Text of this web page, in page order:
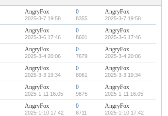
AngryFox
2025-3-7 19:58
0
8355
AngryFox
2025-3-7 19:58
AngryFox
2025-3-6 17:46
0
8601
AngryFox
2025-3-6 17:46
AngryFox
2025-3-4 20:06
0
7679
AngryFox
2025-3-4 20:06
AngryFox
2025-3-3 19:34
0
8061
AngryFox
2025-3-3 19:34
AngryFox
2025-1-11 16:05
0
9875
AngryFox
2025-1-11 16:05
AngryFox
2025-1-10 17:42
0
8711
AngryFox
2025-1-10 17:42